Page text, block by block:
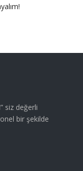
siz değerli
bir şekilde